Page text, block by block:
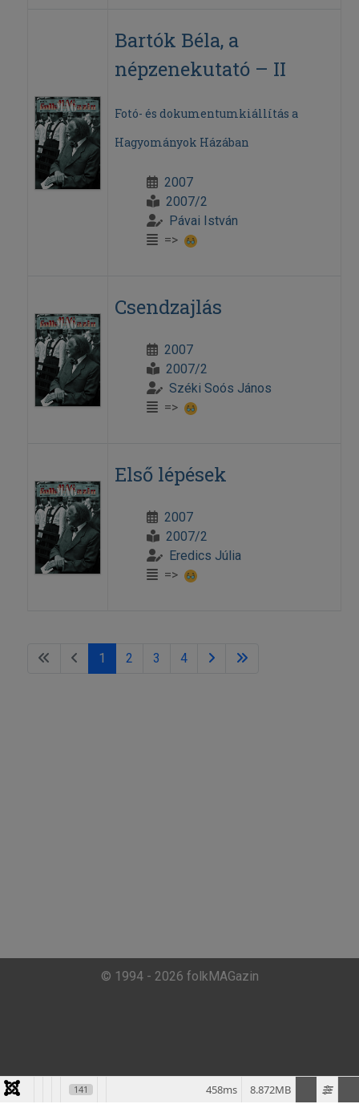
Bartók Béla, a
népzenekutató – II
Fotó- és dokumentumkiállítás a
Hagyományok Házában
2007
2007/2
Pávai István
=>
Csendzajlás
2007
2007/2
Széki Soós János
=>
Első lépések
2007
2007/2
Eredics Júlia
=>
1 2 3 4
© 1994 - 2026 folkMAGazin
141 8.872MB
458ms